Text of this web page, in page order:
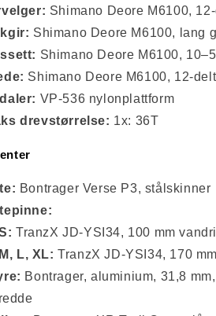
Shimano Deore M6100,
Shimano Deore M6100, lang
Shimano Deore M6100,
Shimano Deore M6100, 12-delt
VP-536 nylonplattform
drevstørrelse: 1x: 36T
Bontrager Verse P3, stålskinner
TranzX JD-YSI34, 100 mm
M, L, XL: TranzX JD-YSI34, 170
Bontrager, aluminium, 31,8